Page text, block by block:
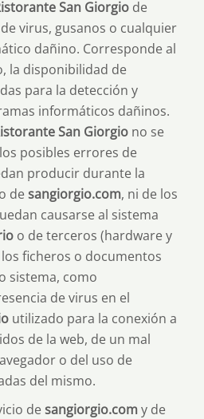
San Giorgio de
virus, gusanos o cualquier
dañino. Corresponde al
la disponibilidad de
para la detección y
informáticos dañinos.
San Giorgio no se
posibles errores de
producir durante la
desangiorgio.com, ni de los
causarse al sistema
o de terceros (hardware y
ficheros o documentos
sistema, como
de virus en el
utilizado para la conexión a
de la web, de un mal
o del uso de
del mismo.
desangiorgio.comy de